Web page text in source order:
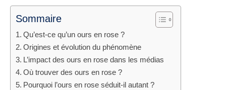
Sommaire
Qu’est-ce qu’un ours en rose ?
Origines et évolution du phénomène
L’impact des ours en rose dans les médias
Où trouver des ours en rose ?
Pourquoi l’ours en rose séduit-il autant ?